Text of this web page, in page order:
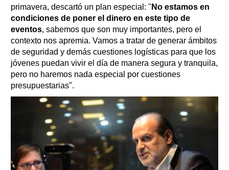
primavera, descartó un plan especial: " No estamos en
condiciones de poner el dinero en este tipo de
eventos, sabemos que son muy importantes, pero el
contexto nos apremia. Vamos a tratar de generar ámbitos
de seguridad y demás cuestiones logísticas para que los
jóvenes puedan vivir el día de manera segura y tranquila,
pero no haremos nada especial por cuestiones
presupuestarias".